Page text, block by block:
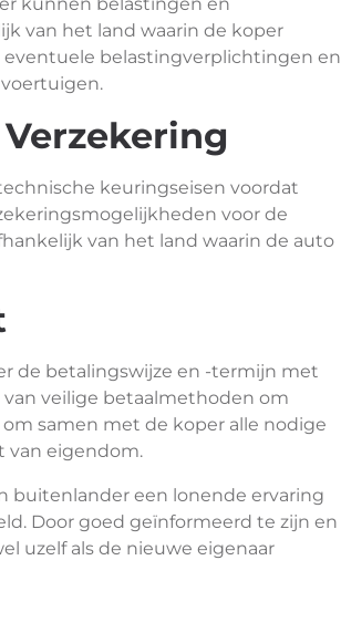
van het land waarin de koper
belastingverplichtingen en
keuringseisen voordat
voor de
van het land waarin de auto
de betalingswijze en -termijn met
veilige betaalmethoden om
samen met de koper alle nodige
van eigendom.
buitenlander een lonende ervaring
Door goed geïnformeerd te zijn en
uzelf als de nieuwe eigenaar